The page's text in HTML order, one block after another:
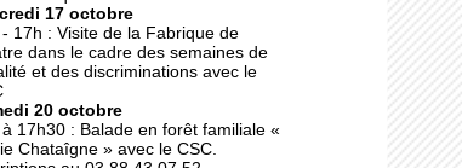
octobre 2017
décennies au
du Neuhof
octobre 2017
17 octobre
- 17h : Visite de la Fabrique de
dans le cadre des semaines de
et des discriminations avec le
20 octobre
17h30 : Balade en forêt familiale «
Chataîgne » avec le CSC.